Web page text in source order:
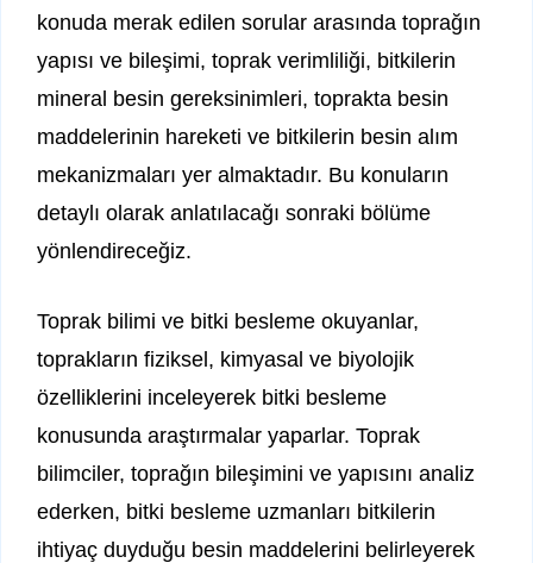
konuda merak edilen sorular arasında toprağın
yapısı ve bileşimi, toprak verimliliği, bitkilerin
mineral besin gereksinimleri, toprakta besin
maddelerinin hareketi ve bitkilerin besin alım
mekanizmaları yer almaktadır. Bu konuların
detaylı olarak anlatılacağı sonraki bölüme
yönlendireceğiz.
Toprak bilimi ve bitki besleme okuyanlar,
toprakların fiziksel, kimyasal ve biyolojik
özelliklerini inceleyerek bitki besleme
konusunda araştırmalar yaparlar. Toprak
bilimciler, toprağın bileşimini ve yapısını analiz
ederken, bitki besleme uzmanları bitkilerin
ihtiyaç duyduğu besin maddelerini belirleyerek